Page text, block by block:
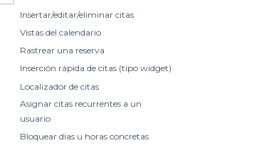
Insertar/editar/eliminar citas
Vistas del calendario
Rastrear una reserva
Inserción rápida de citas (tipo widget)
Localizador de citas
Asignar citas recurrentes a un
usuario
Bloquear días u horas concretas